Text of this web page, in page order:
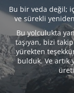
Bu bir veda değil;
ve sürekli
Bu yolculukta
taşıyan, bizi
yürekten
bulduk. Ve